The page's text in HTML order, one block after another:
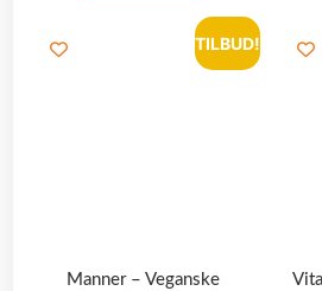
TILBUD!
Manner – Veganske